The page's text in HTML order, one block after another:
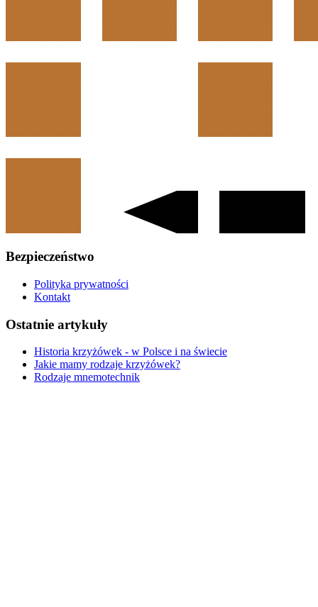
Bezpieczeństwo
Polityka prywatności
Kontakt
Ostatnie artykuły
Historia krzyżówek - w Polsce i na świecie
Jakie mamy rodzaje krzyżówek?
Rodzaje mnemotechnik